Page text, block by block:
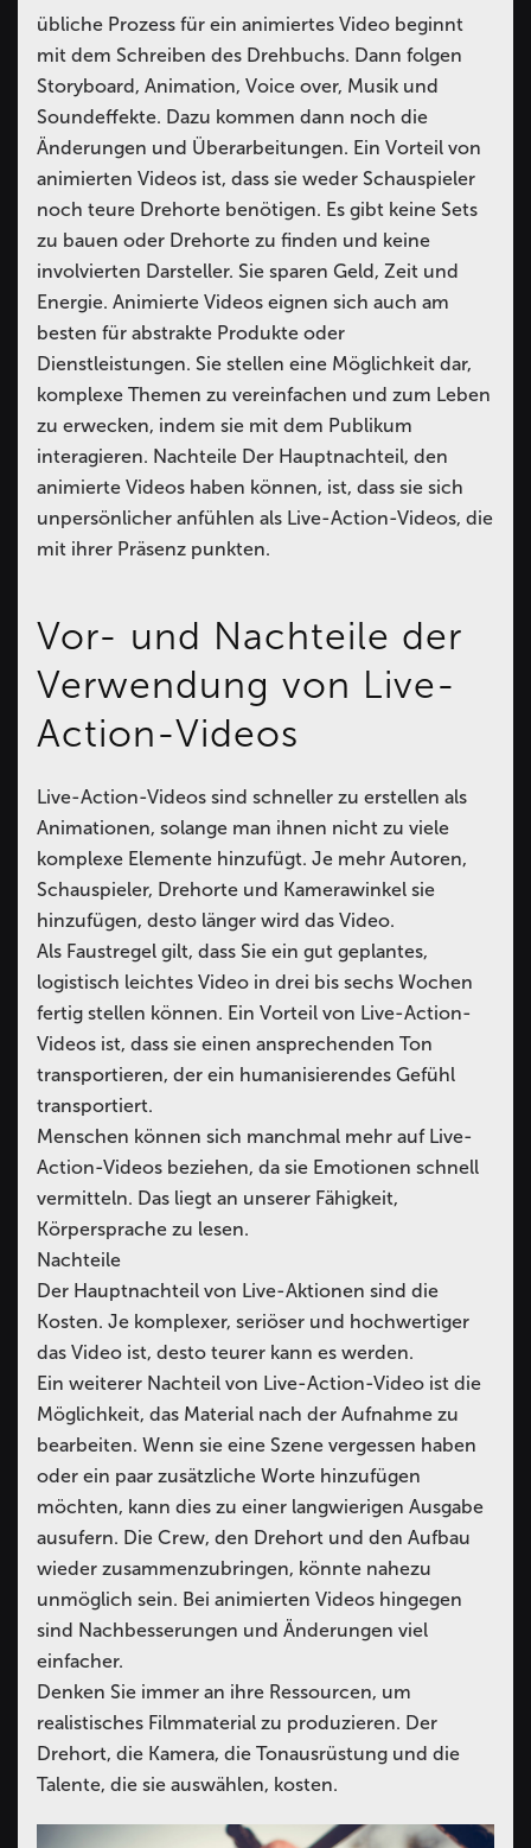
übliche Prozess für ein animiertes Video beginnt
mit dem Schreiben des Drehbuchs. Dann folgen
Storyboard, Animation, Voice over, Musik und
Soundeffekte. Dazu kommen dann noch die
Änderungen und Überarbeitungen. Ein Vorteil von
animierten Videos ist, dass sie weder Schauspieler
noch teure Drehorte benötigen. Es gibt keine Sets
zu bauen oder Drehorte zu finden und keine
involvierten Darsteller. Sie sparen Geld, Zeit und
Energie. Animierte Videos eignen sich auch am
besten für abstrakte Produkte oder
Dienstleistungen. Sie stellen eine Möglichkeit dar,
komplexe Themen zu vereinfachen und zum Leben
zu erwecken, indem sie mit dem Publikum
interagieren. Nachteile Der Hauptnachteil, den
animierte Videos haben können, ist, dass sie sich
unpersönlicher anfühlen als Live-Action-Videos, die
mit ihrer Präsenz punkten.
Vor- und Nachteile der
Verwendung von Live-
Action-Videos
Live-Action-Videos sind schneller zu erstellen als
Animationen, solange man ihnen nicht zu viele
komplexe Elemente hinzufügt. Je mehr Autoren,
Schauspieler, Drehorte und Kamerawinkel sie
hinzufügen, desto länger wird das Video.
Als Faustregel gilt, dass Sie ein gut geplantes,
logistisch leichtes Video in drei bis sechs Wochen
fertig stellen können. Ein Vorteil von Live-Action-
Videos ist, dass sie einen ansprechenden Ton
transportieren, der ein humanisierendes Gefühl
transportiert.
Menschen können sich manchmal mehr auf Live-
Action-Videos beziehen, da sie Emotionen schnell
vermitteln. Das liegt an unserer Fähigkeit,
Körpersprache zu lesen.
Nachteile
Der Hauptnachteil von Live-Aktionen sind die
Kosten. Je komplexer, seriöser und hochwertiger
das Video ist, desto teurer kann es werden.
Ein weiterer Nachteil von Live-Action-Video ist die
Möglichkeit, das Material nach der Aufnahme zu
bearbeiten. Wenn sie eine Szene vergessen haben
oder ein paar zusätzliche Worte hinzufügen
möchten, kann dies zu einer langwierigen Ausgabe
ausufern. Die Crew, den Drehort und den Aufbau
wieder zusammenzubringen, könnte nahezu
unmöglich sein. Bei animierten Videos hingegen
sind Nachbesserungen und Änderungen viel
einfacher.
Denken Sie immer an ihre Ressourcen, um
realistisches Filmmaterial zu produzieren. Der
Drehort, die Kamera, die Tonausrüstung und die
Talente, die sie auswählen, kosten.